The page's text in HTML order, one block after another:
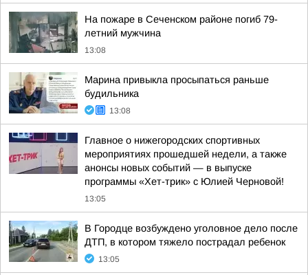
На пожаре в Сеченском районе погиб 79-
летний мужчина
13:08
Марина привыкла просыпаться раньше
будильника
13:08
Главное о нижегородских спортивных
мероприятиях прошедшей недели, а также
анонсы новых событий — в выпуске
программы «Хет-трик» с Юлией Черновой!
13:05
В Городце возбуждено уголовное дело после
ДТП, в котором тяжело пострадал ребенок
13:05